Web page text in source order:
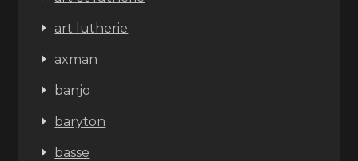
art lutherie
axman
banjo
baryton
basse